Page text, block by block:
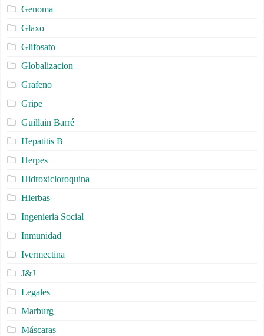
Genoma
Glaxo
Glifosato
Globalizacion
Grafeno
Gripe
Guillain Barré
Hepatitis B
Herpes
Hidroxicloroquina
Hierbas
Ingenieria Social
Inmunidad
Ivermectina
J&J
Legales
Marburg
Máscaras